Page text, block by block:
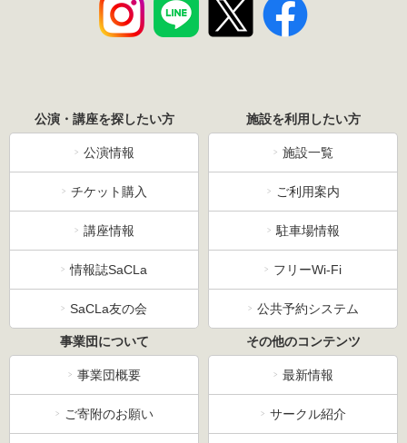
公演・講座を探したい方
公演情報
チケット購入
講座情報
情報誌SaCLa
SaCLa友の会
施設を利用したい方
施設一覧
ご利用案内
駐車場情報
フリーWi-Fi
公共予約システム
事業団について
事業団概要
ご寄附のお願い
その他のコンテンツ
最新情報
サークル紹介